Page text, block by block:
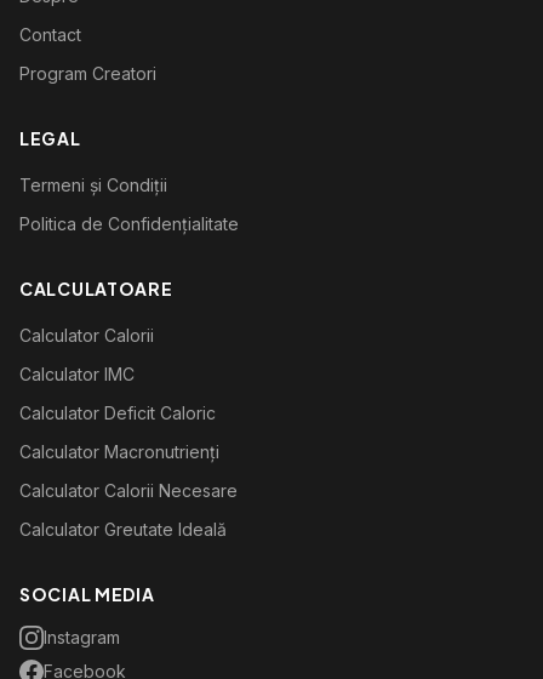
Contact
Program Creatori
LEGAL
Termeni și Condiții
Politica de Confidențialitate
CALCULATOARE
Calculator Calorii
Calculator IMC
Calculator Deficit Caloric
Calculator Macronutrienți
Calculator Calorii Necesare
Calculator Greutate Ideală
SOCIAL MEDIA
Instagram
Facebook